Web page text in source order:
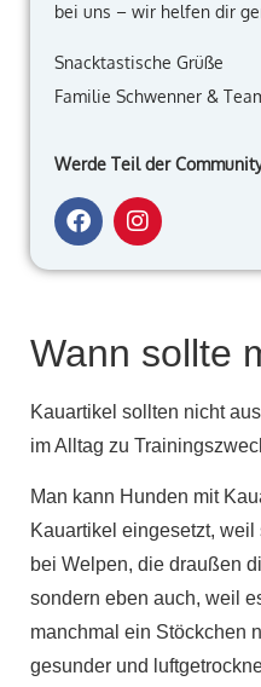
bei uns – wir helfen dir
Snacktastische Grüße
Familie Schwenner &
Werde Teil der
Wann sollte
Kauartikel sollten nicht
im Alltag zu
Man kann Hunden mit
Kauartikel eingesetzt,
bei Welpen, die draußen
sondern eben auch, weil
manchmal ein Stöckchen
gesunder und